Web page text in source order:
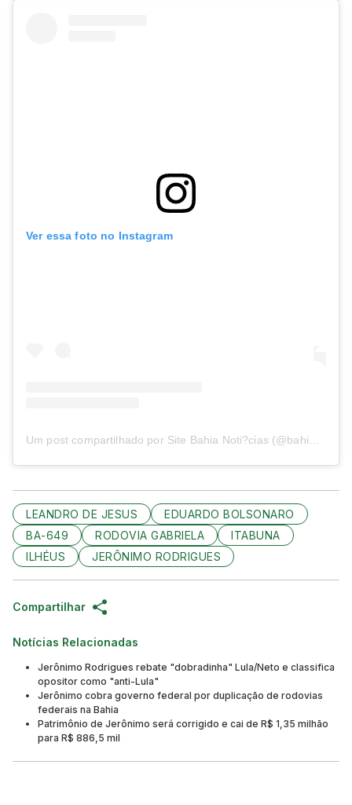
Ver essa foto no Instagram
Um post compartilhado por Site Bahia Noti?cias (@bahianoticias)
LEANDRO DE JESUS
EDUARDO BOLSONARO
BA-649
RODOVIA GABRIELA
ITABUNA
ILHÉUS
JERÔNIMO RODRIGUES
Compartilhar
Notícias Relacionadas
Jerônimo Rodrigues rebate "dobradinha" Lula/Neto e classifica
opositor como "anti-Lula"
Jerônimo cobra governo federal por duplicação de rodovias
federais na Bahia
Patrimônio de Jerônimo será corrigido e cai de R$ 1,35 milhão
para R$ 886,5 mil